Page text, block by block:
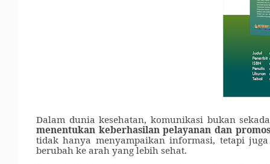
Dalam dunia kesehatan, komunikasi bukan
menentukan keberhasilan pelayanan dan
tidak hanya menyampaikan informasi, tetapi
berubah ke arah yang lebih sehat.